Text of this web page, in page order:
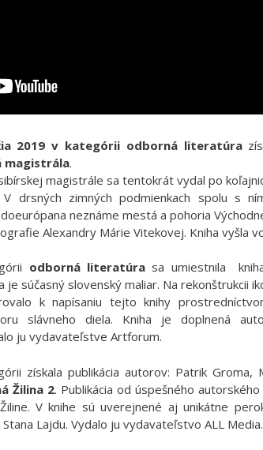
2019 v kategórii odborná literatúra
magistrála.
magistrále sa tentokrát vydal po
drsných zimných podmienkach spolu s
neznáme mestá a pohoria
Alexandry Márie Vitekovej. Kniha vyšla
odborná literatúra sa umiestnila
je súčasný slovenský maliar. Na rekonštrukcii
k napísaniu tejto knihy
slávneho diela. Kniha je doplnená
ju vydavateľstve Artforum.
získala publikácia autorov: Patrik Groma,
Žilina 2. Publikácia od úspešného
V knihe sú uverejnené aj unikátne
Stana Lajdu. Vydalo ju vydavateľstvo ALL Media.